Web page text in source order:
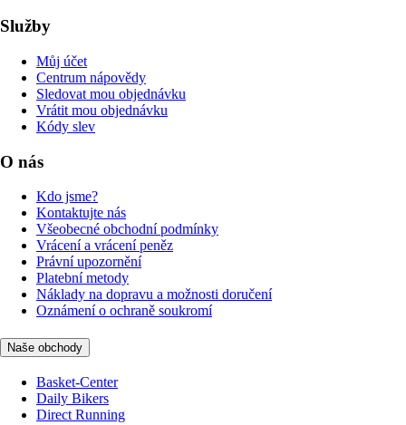
Služby
Můj účet
Centrum nápovědy
Sledovat mou objednávku
Vrátit mou objednávku
Kódy slev
O nás
Kdo jsme?
Kontaktujte nás
Všeobecné obchodní podmínky
Vrácení a vrácení peněz
Právní upozornění
Platební metody
Náklady na dopravu a možnosti doručení
Oznámení o ochraně soukromí
Naše obchody
Basket-Center
Daily Bikers
Direct Running